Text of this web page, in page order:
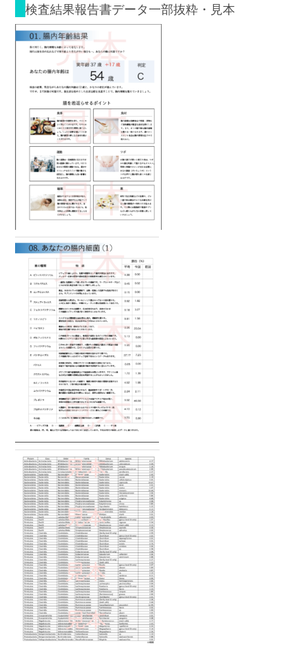
検査結果報告書データ一部抜粋・見本